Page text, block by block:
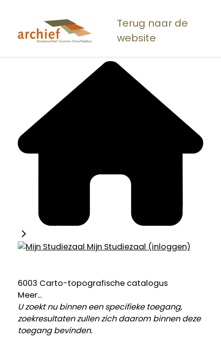
naar
Terug naar de
website
Mijn Studiezaal (inloggen)
6003 Carto-topografische catalogus
Meer...
U zoekt nu binnen een specifieke toegang,
zoekresultaten zullen zich daarom binnen deze
toegang bevinden.